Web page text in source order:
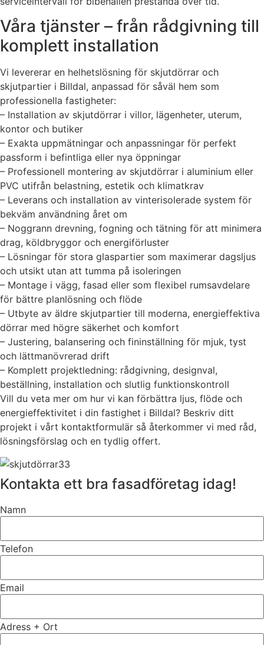
Våra tjänster – från rådgivning till
komplett installation
Vi levererar en helhetslösning för skjutdörrar och
skjutpartier i Billdal, anpassad för såväl hem som
professionella fastigheter:
– Installation av skjutdörrar i villor, lägenheter, uterum,
kontor och butiker
– Exakta uppmätningar och anpassningar för perfekt
passform i befintliga eller nya öppningar
– Professionell montering av skjutdörrar i aluminium eller
PVC utifrån belastning, estetik och klimatkrav
– Leverans och installation av vinterisolerade system för
bekväm användning året om
– Noggrann drevning, fogning och tätning för att minimera
drag, köldbryggor och energiförluster
– Lösningar för stora glaspartier som maximerar dagsljus
och utsikt utan att tumma på isoleringen
– Montage i vägg, fasad eller som flexibel rumsavdelare
för bättre planlösning och flöde
– Utbyte av äldre skjutpartier till moderna, energieffektiva
dörrar med högre säkerhet och komfort
– Justering, balansering och fininställning för mjuk, tyst
och lättmanövrerad drift
– Komplett projektledning: rådgivning, designval,
beställning, installation och slutlig funktionskontroll
Vill du veta mer om hur vi kan förbättra ljus, flöde och
energieffektivitet i din fastighet i Billdal? Beskriv ditt
projekt i vårt kontaktformulär så återkommer vi med råd,
lösningsförslag och en tydlig offert.
Kontakta ett bra fasadföretag idag!
Namn
Telefon
Email
Adress + Ort